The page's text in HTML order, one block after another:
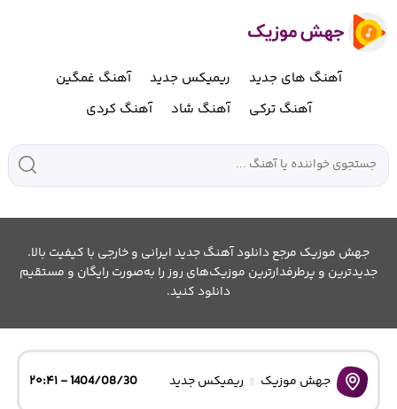
آهنگ های جدید ریمیکس جدید
آهنگ غمگین
آهنگ ترکی
آهنگ شاد آهنگ کردی
جهش موزیک مرجع دانلود آهنگ جدید ایرانی و خارجی با کیفیت بالا.
جدیدترین و پرطرفدارترین موزیک‌های روز را به‌صورت رایگان و مستقیم
دانلود کنید.
جهش موزیک ریمیکس جدید 1404/08/30 - ۲۰:۴۱